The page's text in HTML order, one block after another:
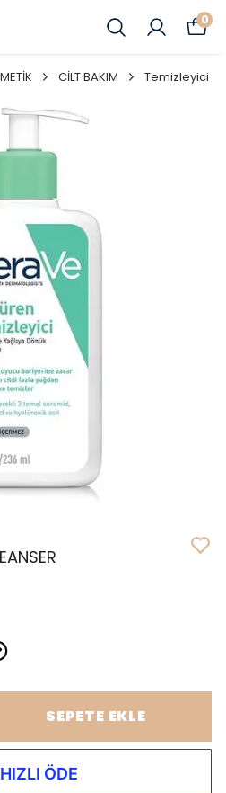
0
CİLT BAKIM Temizleyici
SEPETE EKLE